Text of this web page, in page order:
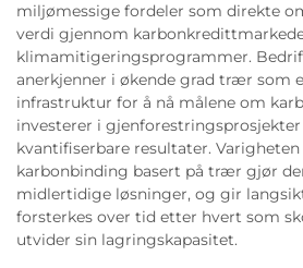
miljømessige fordeler som direkte
verdi gjennom
klimamitigeringsprogrammer.
anerkjenner i økende grad trær som
infrastruktur for å nå målene om
investerer i
kvantifiserbare resultater.
karbonbinding basert på trær gjør
midlertidige løsninger, og gir
forsterkes over tid etter hvert som
utvider sin lagringskapasitet.